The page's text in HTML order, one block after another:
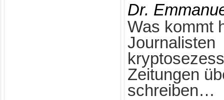
Dr.
Was kommt
Journalisten
Zeitungen
schreiben…